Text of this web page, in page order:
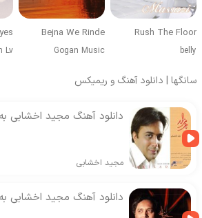
Rush The Floor
belly
Bejna We Rinde
Gogan Music
Lv
سانگها | دانلود آهنگ و ریمیکس
دانلود آهنگ مجید اخشابی
مجید اخشابی
دانلود آهنگ مجید اخشابی